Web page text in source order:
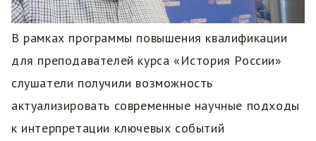
В рамках программы повышения квалификации
для преподавателей курса «История России»
слушатели получили возможность
актуализировать современные научные подходы
к интерпретации ключевых событий